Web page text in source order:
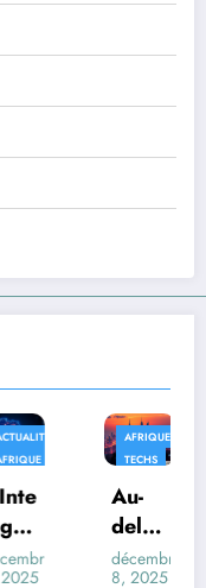
AFRIQUE
TECHS
Au-
delà
des
décembre
8, 2025
Quan
d la
Fictio
décembre
8, 2025